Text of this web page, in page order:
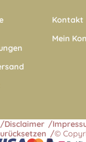
Kontakt
Mein
Disclaimer
©